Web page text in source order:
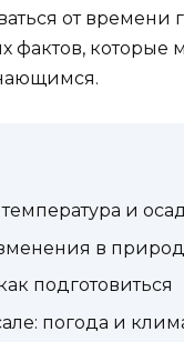
от времени
которые
и
в
подготовиться
погода и